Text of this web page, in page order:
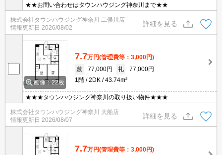
★★お問い合わせはタウンハウジング神奈川まで★★
株式会社タウンハウジング神奈川 二俣川店
情報更新日 2026/08/02
詳細を見る
画像：22枚
7.7万円(管理費等：3,000円)
敷
77,000円 礼
77,000円
1階
2DK 43.74m²
★★★タウンハウジング神奈川の取り扱い物件★★★
株式会社タウンハウジング神奈川 大船店
情報更新日 2026/08/07
詳細を見る
7.7万円(管理費等：3,000円)